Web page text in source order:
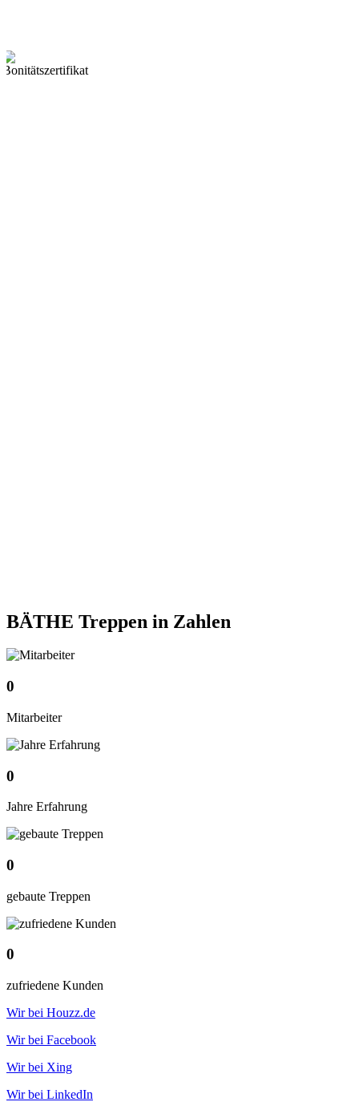
BÄTHE Treppen in Zahlen
0
Mitarbeiter
0
Jahre Erfahrung
0
gebaute Treppen
0
zufriedene Kunden
Wir bei Houzz.de
Wir bei Facebook
Wir bei Xing
Wir bei LinkedIn